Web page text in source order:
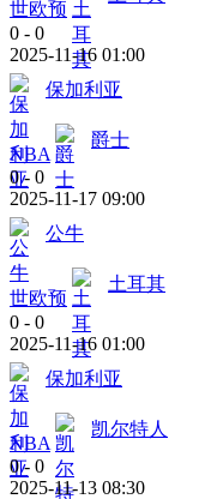
世欧预
0 - 0
2025-11-16 01:00
保加利亚
NBA
爵士
0 - 0
2025-11-17 09:00
公牛
世欧预
土耳其
0 - 0
2025-11-16 01:00
保加利亚
NBA
凯尔特人
0 - 0
2025-11-13 08:30